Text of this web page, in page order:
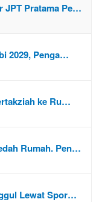
JPT Pratama Pe…
2029, Penga…
ke Ru…
Rumah. Pen…
Lewat Spor…